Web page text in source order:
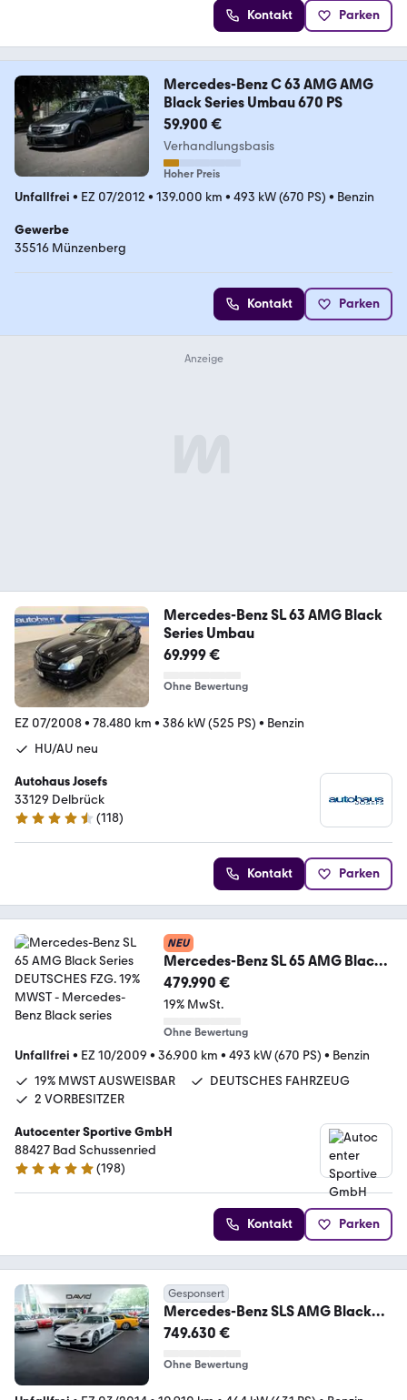
Kontakt Parken
Mercedes-Benz C 63 AMG AMG
Black Series Umbau 670 PS
59.900 €
Verhandlungsbasis
Hoher Preis
Unfallfrei • EZ 07/2012 • 139.000 km • 493 kW (670 PS) • Benzin
Gewerbe
35516 Münzenberg
Kontakt Parken
Mercedes-Benz SL 63 AMG Black
Series Umbau
69.999 €
Ohne Bewertung
EZ 07/2008• 78.480 km • 386 kW (525 PS) • Benzin
HU/AU neu
Autohaus Josefs
33129 Delbrück
4.6 Sterne
(118)
Kontakt Parken
NEU
Mercedes-Benz SL 65 AMG Black
Series DEUTSCHES FZG. 19%
MWST
479.990 €
19% MwSt.
Ohne Bewertung
Unfallfrei • EZ 10/2009 • 36.900 km • 493 kW (670 PS) • Benzin
19% MWST AUSWEISBAR
DEUTSCHES FAHRZEUG
2 VORBESITZER
Autocenter Sportive GmbH
88427 Bad Schussenried
4.8 Sterne
(198)
Kontakt Parken
Gesponsert
Mercedes-Benz SLS AMG Black
Series *Unfallfrei*Sammler*
749.630 €
Ohne Bewertung